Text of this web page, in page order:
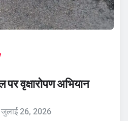
पर वृक्षारोपण अभियान
जुलाई 26, 2026